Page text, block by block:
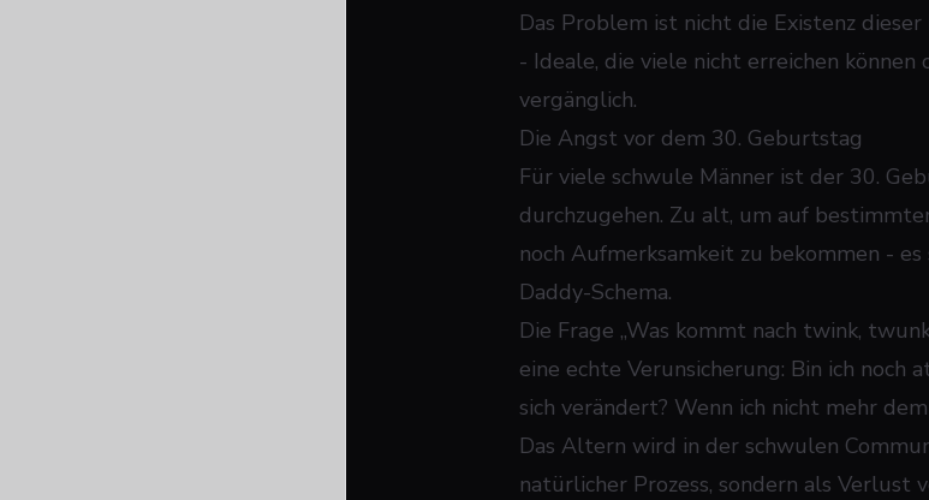
Das Problem ist nicht die Existenz
- Ideale, die viele nicht erreichen
vergänglich.
Die Angst vor dem 30. Geburtstag
Für viele schwule Männer ist der 30.
durchzugehen. Zu alt, um auf
noch Aufmerksamkeit zu bekommen -
Daddy-Schema.
Die Frage „Was kommt nach twink,
eine echte Verunsicherung: Bin ich
sich verändert? Wenn ich nicht mehr
Das Altern wird in der schwulen
natürlicher Prozess, sondern als Verlust